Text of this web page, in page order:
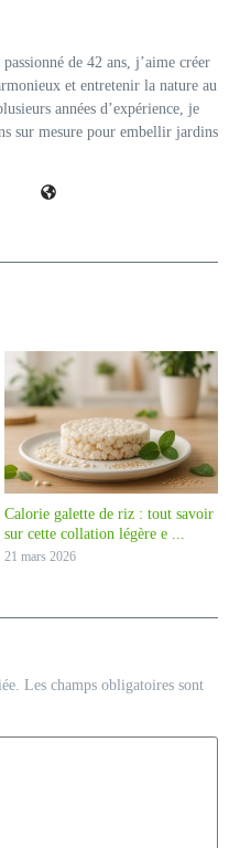
de 42 ans, j’aime créer
et entretenir la nature au
années d’expérience, je
sur mesure pour embellir jardins
Calorie galette de riz : tout savoir
sur cette collation légère e ...
21 mars 2026
Les champs obligatoires sont